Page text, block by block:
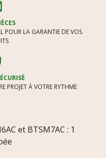
POUR LA GARANTIE DE VOS
PROJET À VOTRE RYTHME
et BTSM7AC : 1